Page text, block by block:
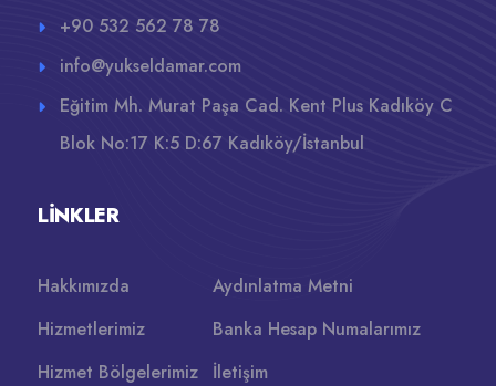
+90 532 562 78 78
info@yukseldamar.com
Eğitim Mh. Murat Paşa Cad. Kent Plus Kadıköy C
Blok No:17 K:5 D:67 Kadıköy/İstanbul
LINKLER
Hakkımızda
Hizmetlerimiz
Hizmet Bölgelerimiz
Aydınlatma Metni
Banka Hesap Numalarımız
İletişim